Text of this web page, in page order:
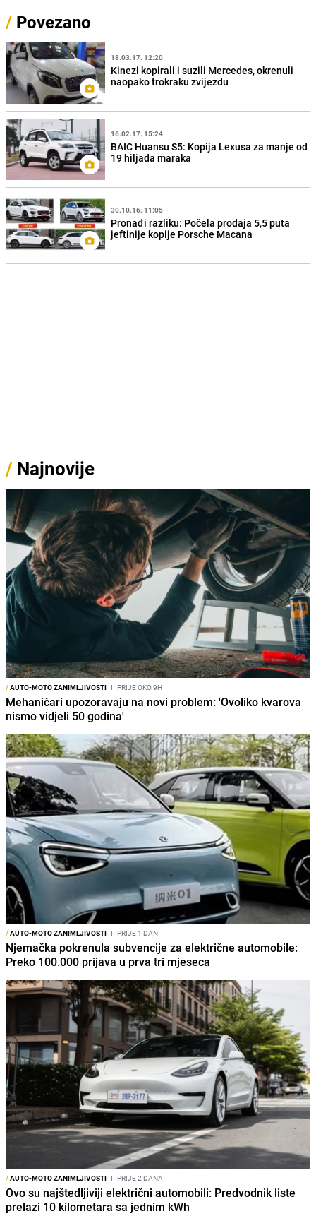
/ Povezano
18.03.17. 12:20
Kinezi kopirali i suzili Mercedes, okrenuli
naopako trokraku zvijezdu
16.02.17. 15:24
BAIC Huansu S5: Kopija Lexusa za manje od
19 hiljada maraka
30.10.16. 11:05
Pronađi razliku: Počela prodaja 5,5 puta
jeftinije kopije Porsche Macana
/ Najnovije
/AUTO-MOTO ZANIMLJIVOSTI I PRIJE OKO 9H
Mehaničari upozoravaju na novi problem: 'Ovoliko kvarova
nismo vidjeli 50 godina'
/AUTO-MOTO ZANIMLJIVOSTI I PRIJE 1 DAN
Njemačka pokrenula subvencije za električne automobile:
Preko 100.000 prijava u prva tri mjeseca
/AUTO-MOTO ZANIMLJIVOSTI I PRIJE 2 DANA
Ovo su najštedljiviji električni automobili: Predvodnik liste
prelazi 10 kilometara sa jednim kWh